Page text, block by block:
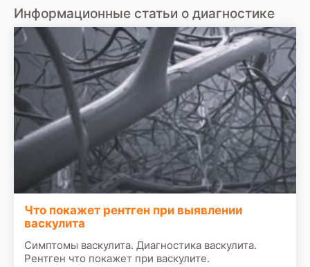
Информационные статьи о диагностике
Что покажет рентген при выявлении
васкулита
Симптомы васкулита. Диагностика васкулита.
Рентген что покажет при васкулите.